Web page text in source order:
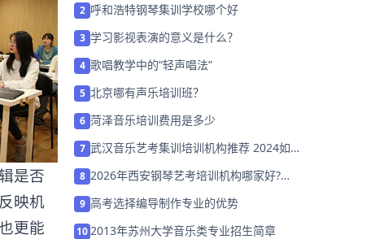
是否
映机
更能
2 呼和浩特钢琴集训学校哪个好
3 学习影视表演的意义是什么？
4 歌唱教学中的“轻声唱法”
5 北京哪有声乐培训班？
6 菏泽音乐培训费用是多少
7 武汉音乐艺考集训培训机构推荐 2024如
8 2026年西安钢琴艺考培训机构哪家好?家
9 高考选择编导制作专业的优势
102013年苏州大学音乐类专业招生简章